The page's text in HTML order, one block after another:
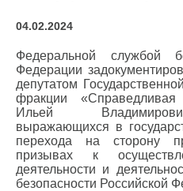
04.02.2024
Федеральной службой
Федерации
депутатом
фракции
Ильей
выражающихся в
перехода на сторону
призывах к
деятельности и
безопасности Российской